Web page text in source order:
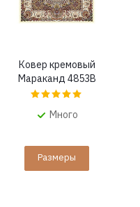
Ковер кремовый
Мараканд 4853B
Много
Размеры